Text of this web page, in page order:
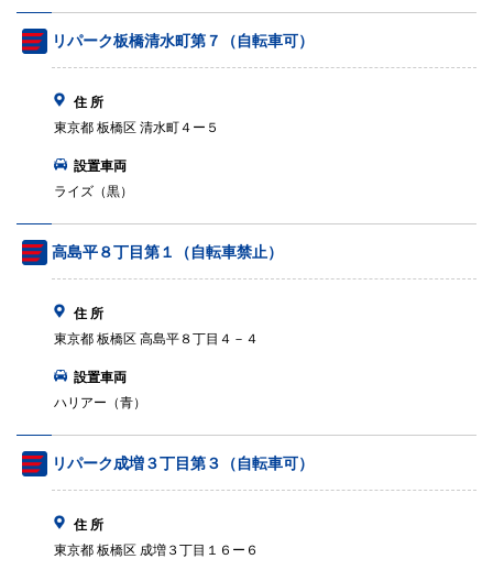
リパーク板橋清水町第７（自転車可）
住 所
東京都 板橋区 清水町４ー５
設置車両
ライズ（黒）
高島平８丁目第１（自転車禁止）
住 所
東京都 板橋区 高島平８丁目４－４
設置車両
ハリアー（青）
リパーク成増３丁目第３（自転車可）
住 所
東京都 板橋区 成増３丁目１６ー６